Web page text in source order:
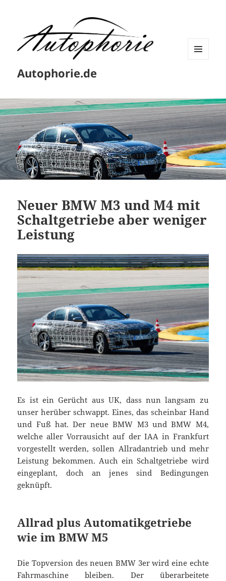
Autophorie.de
Neuer BMW M3 und M4 mit
Schaltgetriebe aber weniger
Leistung
Es ist ein Gerücht aus UK, dass nun langsam zu
unser herüber schwappt. Eines, das scheinbar Hand
und Fuß hat. Der neue BMW M3 und BMW M4,
welche aller Vorrausicht auf der IAA in Frankfurt
vorgestellt werden, sollen Allradantrieb und mehr
Leistung bekommen. Auch ein Schaltgetriebe wird
eingeplant, doch an jenes sind Bedingungen
geknüpft.
Allrad plus Automatikgetriebe
wie im BMW M5
Die Topversion des neuen BMW 3er wird eine echte
Fahrmaschine bleiben. Der überarbeitete